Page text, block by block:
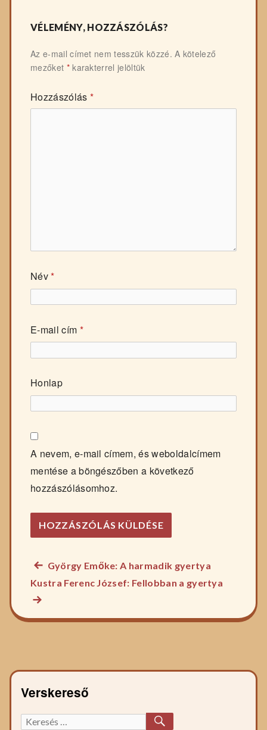
VÉLEMÉNY, HOZZÁSZÓLÁS?
Az e-mail címet nem tesszük közzé. A kötelező
mezőket *karakterrel jelöltük
Hozzászólás *
Név*
E-mail cím *
Honlap
A nevem, e-mail címem, és weboldalcímem
mentése a böngészőben a következő
hozzászólásomhoz.
Bejegyzés
navigáció
Előző
főzelék
György Emőke: A harmadik gyertya
Kustra Ferenc József: Fellobban a gyertya
recept:
Verskereső
Keresett